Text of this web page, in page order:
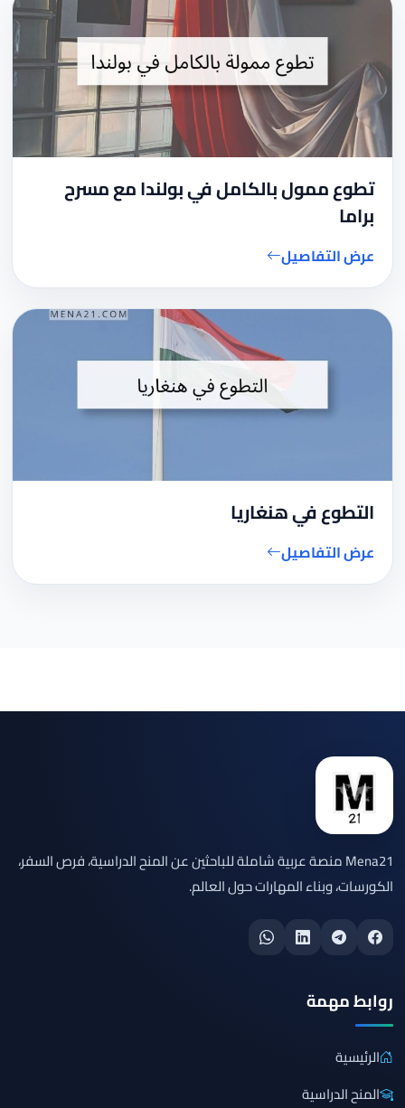
تطوع ممول بالكامل في بولندا مع مسرح
براما
عرض التفاصيل
التطوع في هنغاريا
عرض التفاصيل
Mena21 منصة عربية شاملة للباحثين عن المنح الدراسية، فرص السفر،
الكورسات، وبناء المهارات حول العالم.
روابط مهمة
الرئيسية
المنح الدراسية